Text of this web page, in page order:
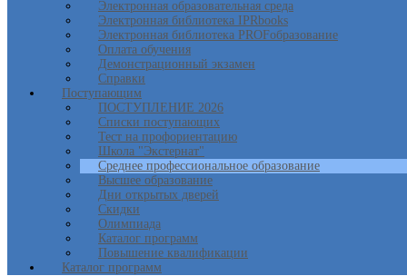
Электронная образовательная среда
Электронная библиотека IPRbooks
Электронная библиотека PROFобразование
Оплата обучения
Демонстрационный экзамен
Справки
Поступающим
ПОСТУПЛЕНИЕ 2026
Списки поступающих
Тест на профориентацию
Школа "Экстернат"
Среднее профессиональное образование
Высшее образование
Дни открытых дверей
Скидки
Олимпиада
Каталог программ
Повышение квалификации
Каталог программ